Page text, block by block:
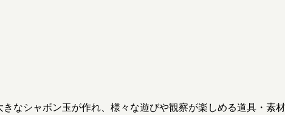
なシャボン玉が作れ、様々な遊びや観察が楽しめる道具・素